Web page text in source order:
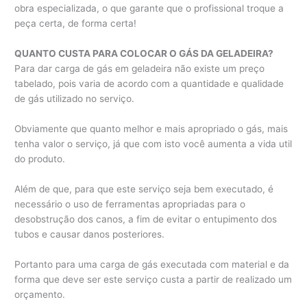
obra especializada, o que garante que o profissional troque a
peça certa, de forma certa!
QUANTO CUSTA PARA COLOCAR O GÁS DA GELADEIRA?
Para dar carga de gás em geladeira não existe um preço
tabelado, pois varia de acordo com a quantidade e qualidade
de gás utilizado no serviço.
Obviamente que quanto melhor e mais apropriado o gás, mais
tenha valor o serviço, já que com isto você aumenta a vida util
do produto.
Além de que, para que este serviço seja bem executado, é
necessário o uso de ferramentas apropriadas para o
desobstrução dos canos, a fim de evitar o entupimento dos
tubos e causar danos posteriores.
Portanto para uma carga de gás executada com material e da
forma que deve ser este serviço custa a partir de realizado um
orçamento.